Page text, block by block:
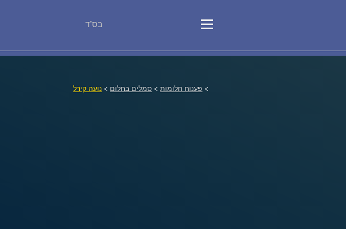
בס"ד
> פענוח חלומות > סמלים בחלום > נועה קירל